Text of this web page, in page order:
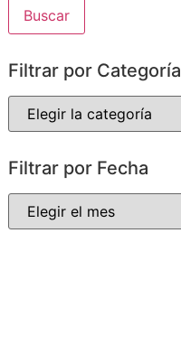
Filtrar por Categoría
Filtrar por Fecha